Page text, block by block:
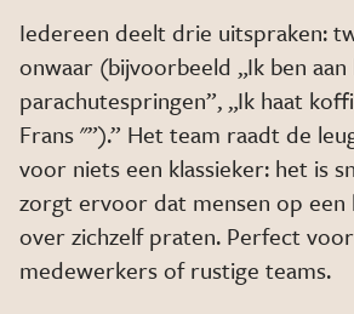
Iedereen deelt drie uitspraken:
onwaar (bijvoorbeeld „Ik ben aan
parachutespringen”, „Ik haat
Frans "”).” Het team raadt de
voor niets een klassieker: het is
zorgt ervoor dat mensen op een
over zichzelf praten. Perfect
medewerkers of rustige teams.